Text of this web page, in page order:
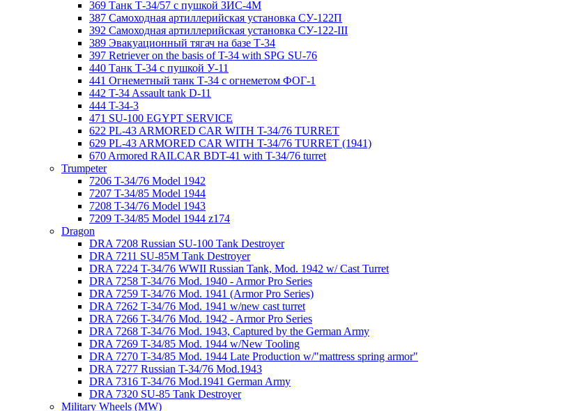
369 Танк Т-34/57 с пушкой ЗИС-4М
387 Самоходная артиллерийская установка СУ-122П
392 Самоходная артиллерийская установка СУ-122-III
389 Эвакуационный тягач на базе Т-34
397 Retriever on the basis of T-34 with SPG SU-76
440 Танк Т-34 с пушкой У-11
441 Огнеметный танк Т-34 с огнеметом ФОГ-1
442 T-34 Assault tank D-11
444 T-34-3
471 SU-100 EGYPT SERVICE
622 PL-43 ARMORED CAR WITH T-34/76 TURRET
629 PL-43 ARMORED CAR WITH T-34/76 TURRET (1941)
670 Armored RAILCAR BDT-41 with T-34/76 turret
Trumpeter
7206 T-34/76 Model 1942
7207 T-34/85 Model 1944
7208 T-34/76 Model 1943
7209 T-34/85 Model 1944 z174
Dragon
DRA 7208 Russian SU-100 Tank Destroyer
DRA 7211 SU-85M Tank Destroyer
DRA 7224 T-34/76 WWII Russian Tank, Mod. 1942 w/ Cast Turret
DRA 7258 T-34/76 Mod. 1940 - Armor Pro Series
DRA 7259 T-34/76 Mod. 1941 (Armor Pro Series)
DRA 7262 T-34/76 Mod. 1941 w/new cast turret
DRA 7266 T-34/76 Mod. 1942 - Armor Pro Series
DRA 7268 T-34/76 Mod. 1943, Captured by the German Army
DRA 7269 T-34/85 Mod. 1944 w/New Tooling
DRA 7270 T-34/85 Mod. 1944 Late Production w/"mattress spring armor"
DRA 7277 Russian T-34/76 Mod.1943
DRA 7316 T-34/76 Mod.1941 German Army
DRA 7320 SU-85 Tank Destroyer
Military Wheels (MW)